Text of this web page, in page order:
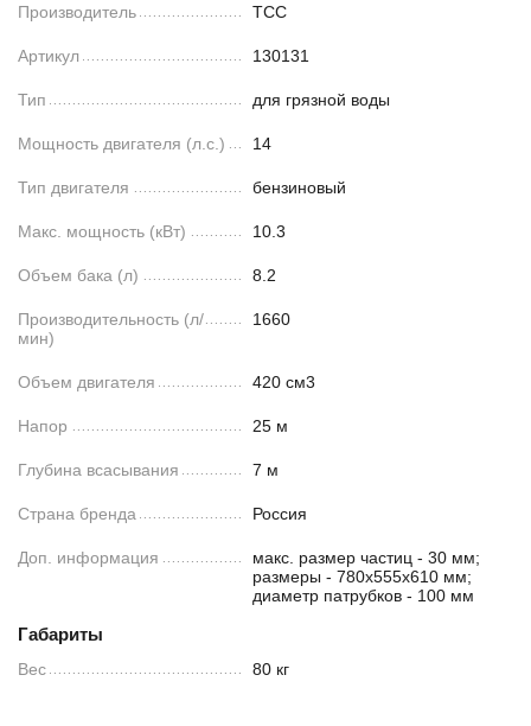
Производитель ТСС
Артикул 130131
Тип для грязной воды
Мощность двигателя (л.с.) 14
Тип двигателя бензиновый
Макс. мощность (кВт) 10.3
Объем бака (л) 8.2
Производительность (л/
мин)
1660
Объем двигателя 420 см3
Напор 25 м
Глубина всасывания 7 м
Страна бренда Россия
Доп. информация
макс. размер частиц - 30 мм;
размеры - 780х555х610 мм;
диаметр патрубков - 100 мм
Габариты
Вес 80 кг